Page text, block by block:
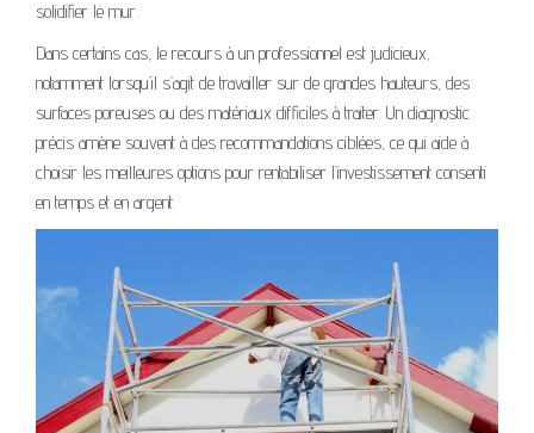
solidifier le mur.
Dans certains cas, le recours à un professionnel est judicieux,
notamment lorsqu’il s’agit de travailler sur de grandes hauteurs, des
surfaces poreuses ou des matériaux difficiles à traiter. Un diagnostic
précis amène souvent à des recommandations ciblées, ce qui aide à
choisir les meilleures options pour rentabiliser l’investissement consenti
en temps et en argent.